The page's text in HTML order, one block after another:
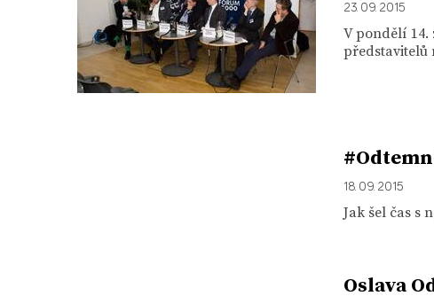
23. 09. 2015
V pondělí 14.
představitelů
18. 09. 2015
Jak šel čas s
Oslava